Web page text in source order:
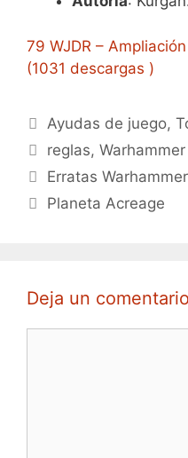
79 WJDR –
(1031 descargas )
Categorías
Ayudas de juego,
Etiquetas
reglas,Warhammer
Erratas
Planeta Acreage
Deja un comentario